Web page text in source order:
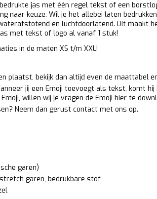
jas met één regel tekst of een
naar keuze. Wil je het allebei laten
en luchtdoorlatend. Dit maakt
met tekst of logo al vanaf 1 stuk!
in de maten XS t/m XXL!
plaatst, bekijk dan altijd even de maattabel
jij een Emoji toevoegt als tekst, komt hij
willen wij je vragen de Emoji hier te
Neem dan gerust contact met ons op.
garen)
garen, bedrukbare stof